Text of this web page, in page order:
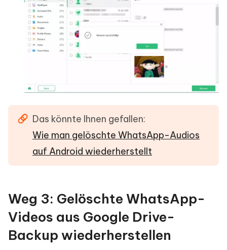
Das könnte Ihnen gefallen:
Wie man gelöschte WhatsApp-Audios
auf Android wiederherstellt
Weg 3: Gelöschte WhatsApp-
Videos aus Google Drive-
Backup wiederherstellen